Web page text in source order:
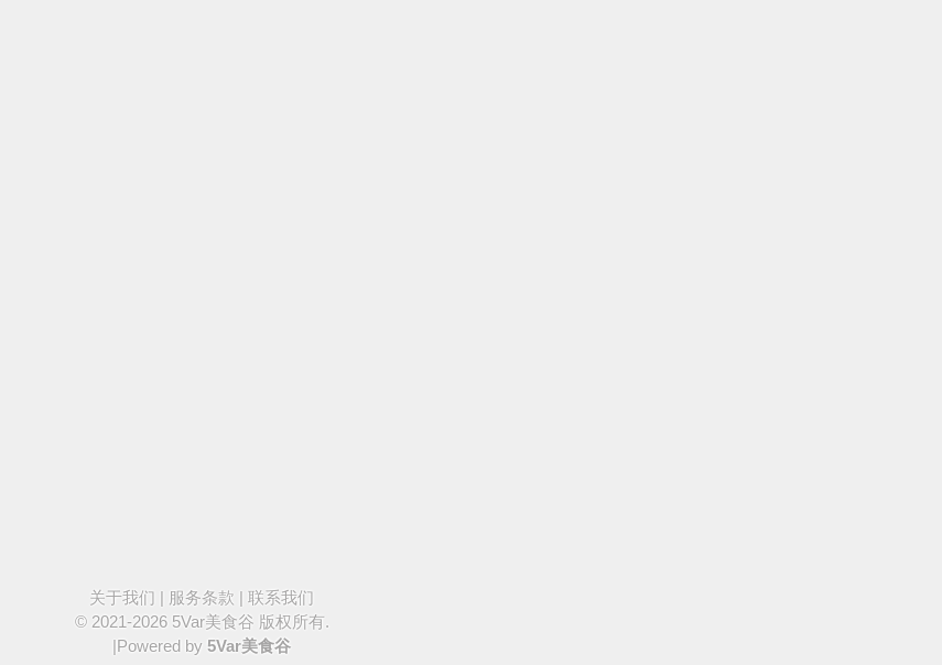
关于我们 | 服务条款 | 联系我们
© 2021-2026 5Var美食谷 版权所有.
|Powered by 5Var美食谷